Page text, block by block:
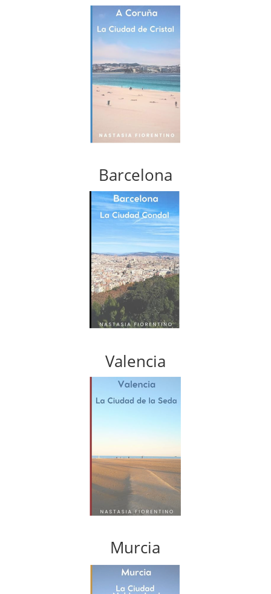
Barcelona
Valencia
Murcia